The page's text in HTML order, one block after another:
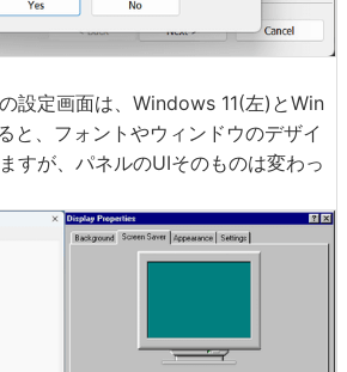
設定画面は、Windows 11(左)とWin
と、フォントやウィンドウのデザイ
すが、パネルのUIそのものは変わっ